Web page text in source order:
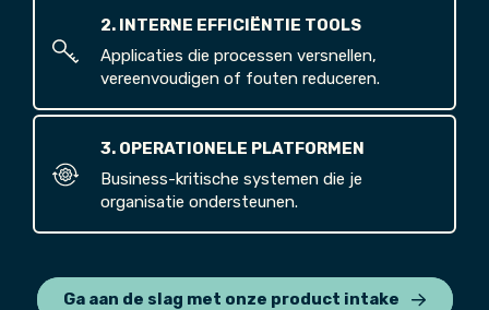
2. INTERNE EFFICIËNTIE TOOLS
Applicaties die processen versnellen,
vereenvoudigen of fouten reduceren.
3. OPERATIONELE PLATFORMEN
Business-kritische systemen die je
organisatie ondersteunen.
Ga aan de slag met onze product intake